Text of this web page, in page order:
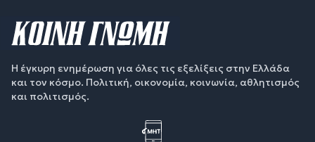
Η έγκυρη ενημέρωση για όλες τις εξελίξεις στην Ελλάδα
και τον κόσμο. Πολιτική, οικονομία, κοινωνία, αθλητισμός
και πολιτισμός.